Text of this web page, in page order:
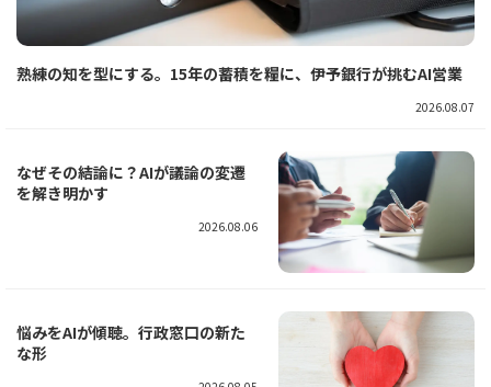
熟練の知を型にする。15年の蓄積を糧に、伊予銀行が挑むAI営業
2026.08.07
なぜその結論に？AIが議論の変遷
を解き明かす
2026.08.06
悩みをAIが傾聴。行政窓口の新た
な形